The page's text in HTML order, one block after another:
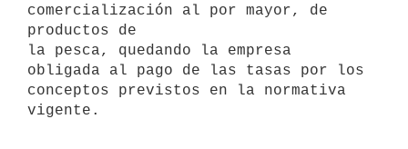
comercialización al por mayor, de
productos de
la pesca, quedando la empresa
obligada al pago de las tasas por los
conceptos previstos en la normativa
vigente.